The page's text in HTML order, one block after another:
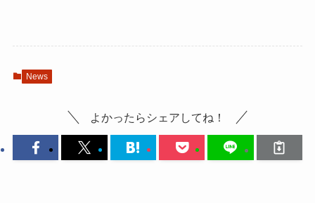
News
よかったらシェアしてね！